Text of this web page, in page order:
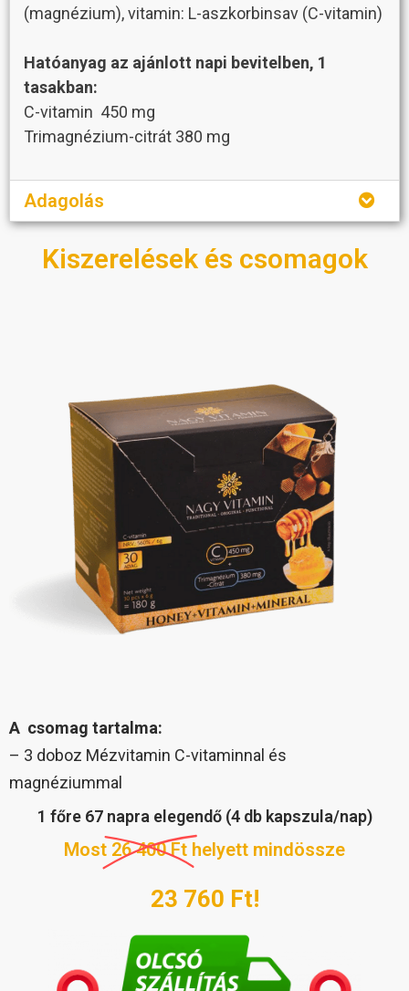
(magnézium), vitamin: L-aszkorbinsav (C-vitamin)
Hatóanyag az ajánlott napi bevitelben, 1
tasakban:
C-vitamin 450 mg
Trimagnézium-citrát 380 mg
Adagolás
Kiszerelések és csomagok
A csomag tartalma:
– 3 doboz Mézvitamin C-vitaminnal és
magnéziummal
1 főre 67 napra elegendő (4 db kapszula/nap)
Most 26 400 Ft helyett mindössze
23 760 Ft!